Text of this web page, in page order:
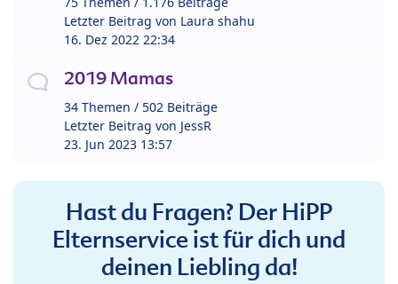
Letzter Beitrag von Laura shahu
16. Dez 2022 22:34
2019 Mamas
34 Themen / 502 Beiträge
Letzter Beitrag von JessR
23. Jun 2023 13:57
Hast du Fragen? Der HiPP
Elternservice ist für dich und
deinen Liebling da!